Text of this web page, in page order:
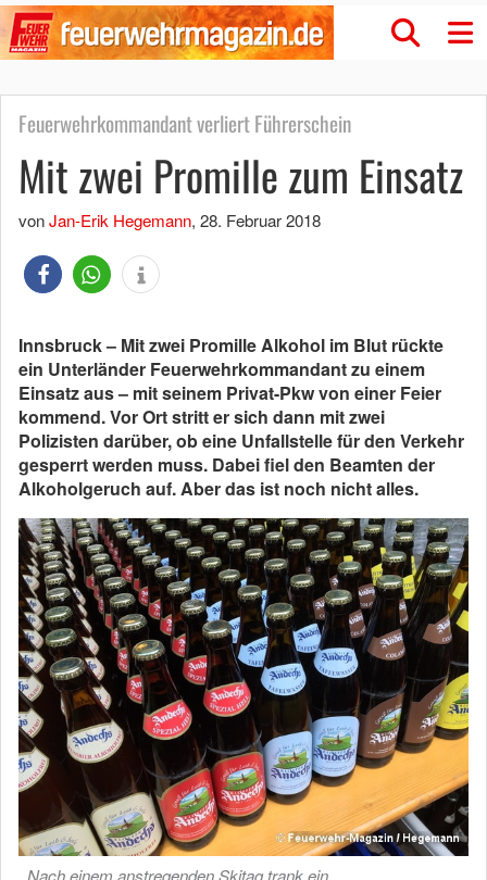
Feuerwehrkommandant verliert Führerschein
Mit zwei Promille zum Einsatz
vonJan-Erik Hegemann, 28. Februar 2018
Innsbruck – Mit zwei Promille Alkohol im Blut rückte
ein Unterländer Feuerwehrkommandant zu einem
Einsatz aus – mit seinem Privat-Pkw von einer Feier
kommend. Vor Ort stritt er sich dann mit zwei
Polizisten darüber, ob eine Unfallstelle für den Verkehr
gesperrt werden muss. Dabei fiel den Beamten der
Alkoholgeruch auf. Aber das ist noch nicht alles.
Nach einem anstregenden Skitag trank ein